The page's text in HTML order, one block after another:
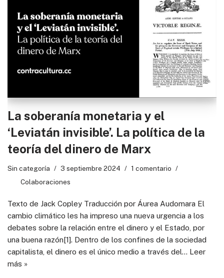
La soberanía monetaria y el
‘Leviatán invisible’. La política de la
teoría del dinero de Marx
Sin categoría 3 septiembre 2024
1 comentario
Colaboraciones
Texto de Jack Copley Traducción por Áurea Audomara El
cambio climático les ha impreso una nueva urgencia a los
debates sobre la relación entre el dinero y el Estado, por
una buena razón[1]. Dentro de los confines de la sociedad
capitalista, el dinero es el único medio a través del… Leer
más »